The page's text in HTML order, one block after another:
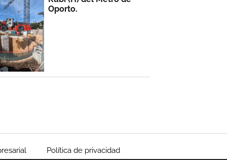
Oporto.
Política de privacidad